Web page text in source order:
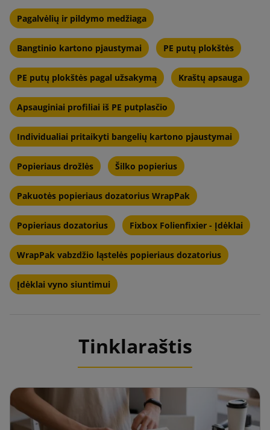
Pagalvėlių ir pildymo medžiaga
Bangtinio kartono pjaustymai PE putų plokštės
PE putų plokštės pagal užsakymą Kraštų apsauga
Apsauginiai profiliai iš PE putplasčio
Individualiai pritaikyti bangelių kartono pjaustymai
Popieriaus drožlės Šilko popierius
Pakuotės popieriaus dozatorius WrapPak
Popieriaus dozatorius Fixbox Folienfixier - Įdėklai
WrapPak vabzdžio ląstelės popieriaus dozatorius
Įdėklai vyno siuntimui
Tinklaraštis